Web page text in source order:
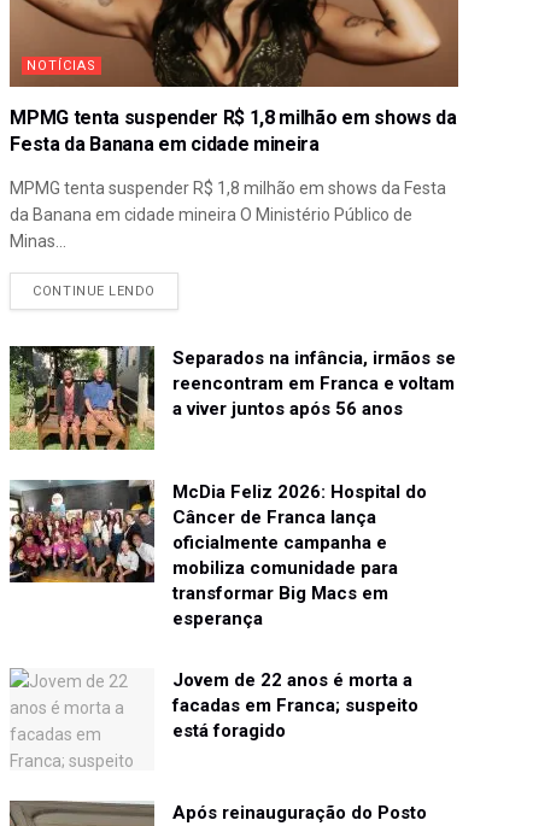
NOTÍCIAS
MPMG tenta suspender R$ 1,8 milhão em shows da
Festa da Banana em cidade mineira
MPMG tenta suspender R$ 1,8 milhão em shows da Festa
da Banana em cidade mineira O Ministério Público de
Minas...
CONTINUE LENDO
Separados na infância, irmãos se
reencontram em Franca e voltam
a viver juntos após 56 anos
McDia Feliz 2026: Hospital do
Câncer de Franca lança
oficialmente campanha e
mobiliza comunidade para
transformar Big Macs em
esperança
Jovem de 22 anos é morta a
facadas em Franca; suspeito
está foragido
Após reinauguração do Posto